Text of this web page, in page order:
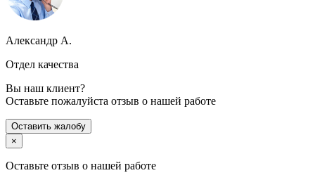
Александр А.
Отдел качества
Вы наш клиент?
Оставьте пожалуйста отзыв о нашей работе
Оставить жалобу
×
Оставьте отзыв о нашей работе